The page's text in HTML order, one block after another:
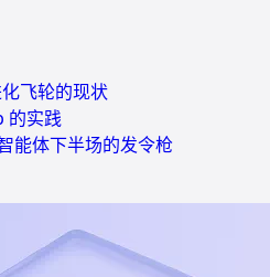
飞轮的现状
的实践
能体下半场的发令枪